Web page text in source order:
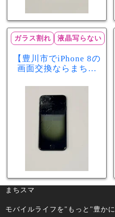
ガラス割れ 液晶写らない
【豊川市でiPhone 8の
画面交換ならまちス
れ・液晶不良も当日
60分で修理可能！
まちスマ
モバイルライフを"もっと"豊かに